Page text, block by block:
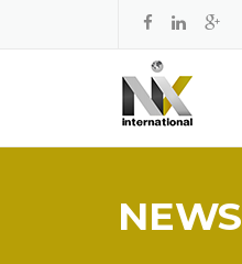
NEWS